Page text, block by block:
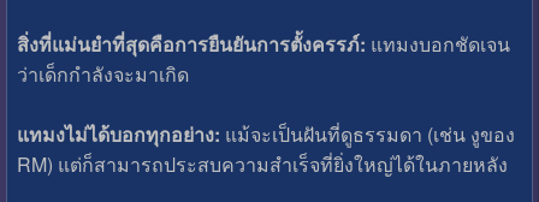
สิ่งที่แม่นยำที่สุดคือการยืนยันการตั้งครรภ์: แทมงบอกชัดเจน
ว่าเด็กกำลังจะมาเกิด
แทมงไม่ได้บอกทุกอย่าง: แม้จะเป็นฝันที่ดูธรรมดา (เช่น งูของ
RM) แต่ก็สามารถประสบความสำเร็จที่ยิ่งใหญ่ได้ในภายหลัง